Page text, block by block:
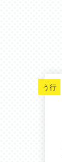
う行